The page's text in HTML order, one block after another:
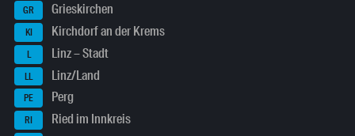
GR Grieskirchen
KI Kirchdorf an der Krems
L Linz – Stadt
LL Linz/Land
PE Perg
RI Ried im Innkreis